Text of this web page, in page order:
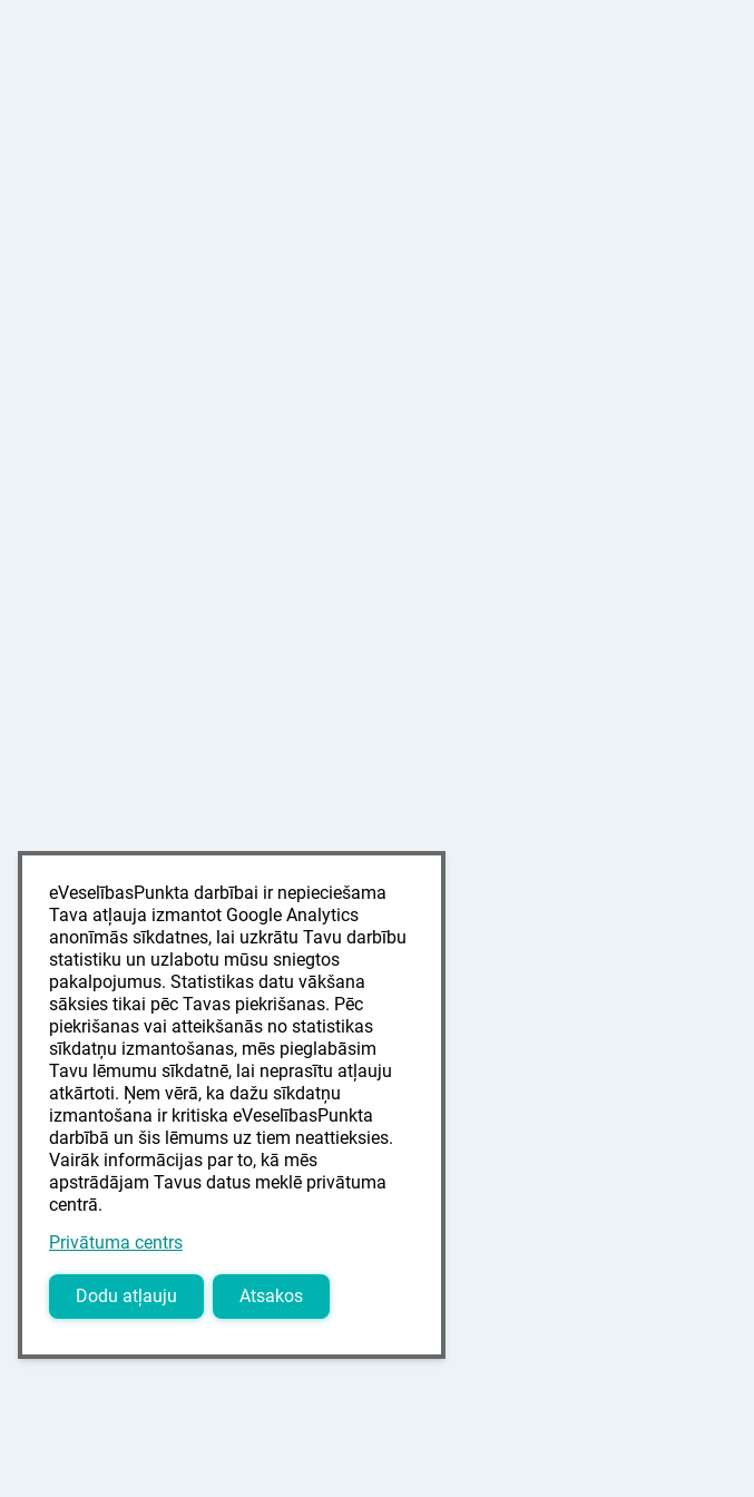
eVeselībasPunkta darbībai ir nepieciešama
Tava atļauja izmantot Google Analytics
anonīmās sīkdatnes, lai uzkrātu Tavu darbību
statistiku un uzlabotu mūsu sniegtos
pakalpojumus. Statistikas datu vākšana
sāksies tikai pēc Tavas piekrišanas. Pēc
piekrišanas vai atteikšanās no statistikas
sīkdatņu izmantošanas, mēs pieglabāsim
Tavu lēmumu sīkdatnē, lai neprasītu atļauju
atkārtoti. Ņem vērā, ka dažu sīkdatņu
izmantošana ir kritiska eVeselībasPunkta
darbībā un šis lēmums uz tiem neattieksies.
Vairāk informācijas par to, kā mēs
apstrādājam Tavus datus meklē privātuma
centrā.
Privātuma centrs
Dodu atļauju Atsakos